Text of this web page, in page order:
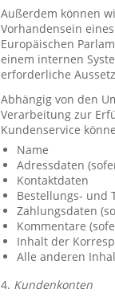
Außerdem können
Vorhandensein
Europäischen
einem internen
erforderliche
Abhängig von den
Verarbeitung zur
Kundenservice
Name
Adressdaten
Kontaktdaten
Bestellungs- und
Zahlungsdaten
Kommentare
Inhalt der
Alle anderen
4. Kundenkonten